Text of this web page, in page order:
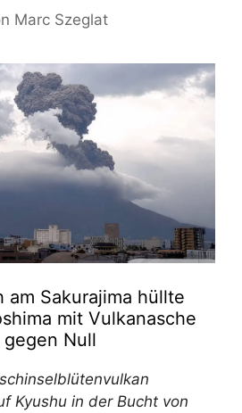
Marc Szeglat
am Sakurajima hüllte
mit Vulkanasche
Null
Kyushu in der Bucht von